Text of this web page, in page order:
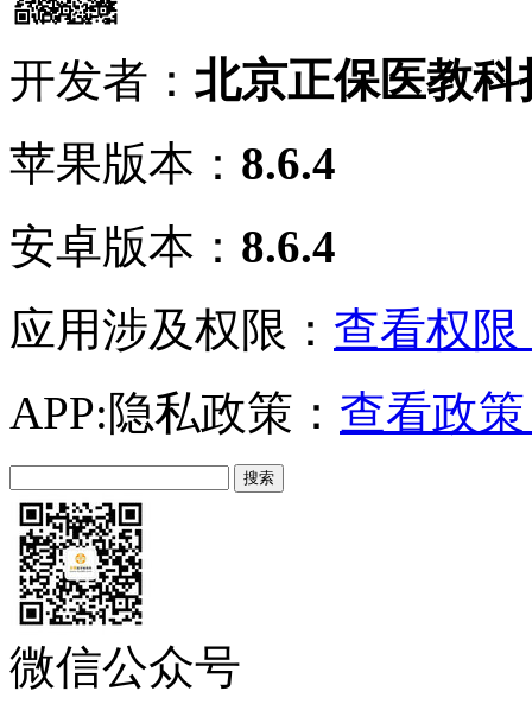
开发者： 北京正保医教
苹果版本： 8.6.4
安卓版本： 8.6.4
应用涉及权限： 查看权限
APP:隐私政策： 查看政
微信公众号